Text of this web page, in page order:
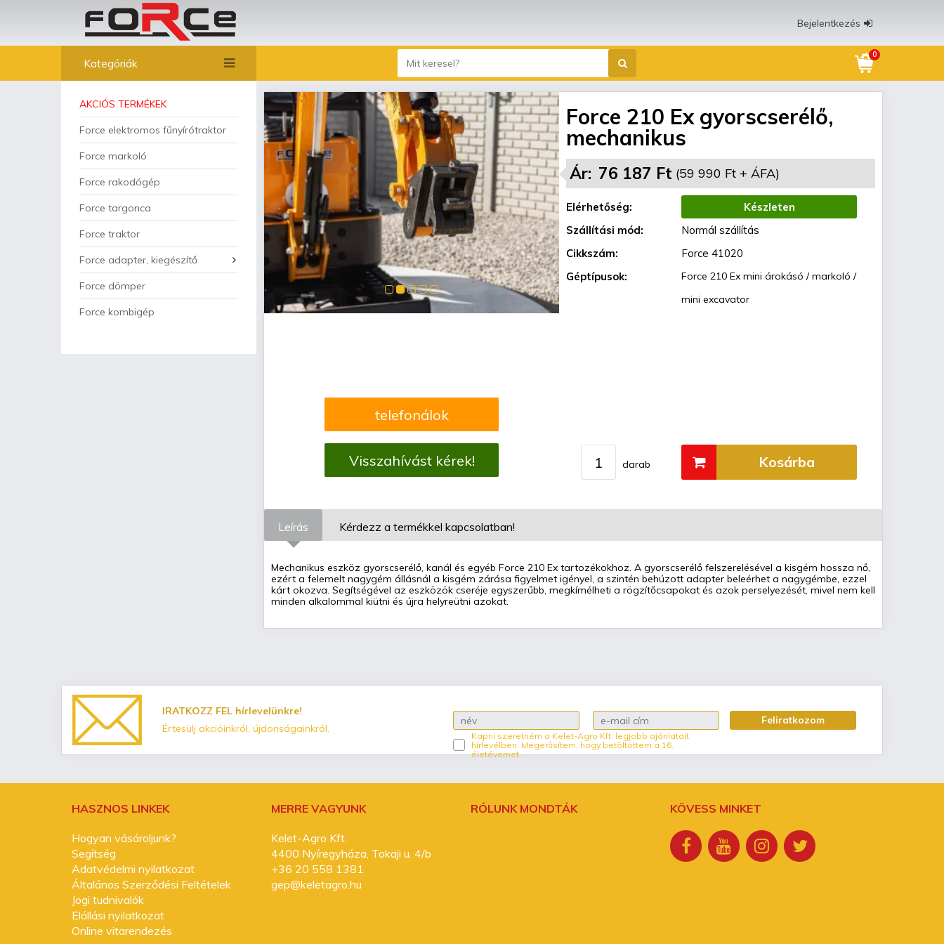
Bejelentkezés
Kategóriák
AKCIÓS TERMÉKEK
Force elektromos fűnyírótraktor
Force markoló
Force rakodógép
Force targonca
Force traktor
Force adapter, kiegészítő
Force dömper
Force kombigép
0
telefonálok
Visszahívást kérek!
Force 210 Ex gyorscserélő,
mechanikus
Ár: 76 187 Ft (59 990 Ft + ÁFA)
Elérhetőség:
Készleten
Szállítási mód:
Normál szállítás
Cikkszám:
Force 41020
Géptípusok:
Force 210 Ex mini árokásó / markoló /
mini excavator
darab Kosárba
Leírás Kérdezz a termékkel kapcsolatban!
Mechanikus eszköz gyorscserélő, kanál és egyéb Force 210 Ex tartozékokhoz. A gyorscserélő felszerelésével a kisgém hossza nő,
ezért a felemelt nagygém állásnál a kisgém zárása figyelmet igényel, a szintén behúzott adapter beleérhet a nagygémbe, ezzel
kárt okozva. Segítségével az eszközök cseréje egyszerűbb, megkímélheti a rögzítőcsapokat és azok perselyezését, mivel nem kell
minden alkalommal kiütni és újra helyreütni azokat.
IRATKOZZ FEL hírlevelünkre!
Értesülj akcióinkról, újdonságainkról.
Kapni szeretném a Kelet-Agro Kft. legjobb ajánlatait
hírlevélben. Megerősítem, hogy betöltöttem a 16.
életévemet.
Feliratkozom
HASZNOS LINKEK
Hogyan vásároljunk?
Segítség
Adatvédelmi nyilatkozat
Általános Szerződési Feltételek
Jogi tudnivalók
Elállási nyilatkozat
Online vitarendezés
MERRE VAGYUNK
Kelet-Agro Kft.
4400 Nyíregyháza, Tokaji u. 4/b
+36 20 558 1381
gep@keletagro.hu
RÓLUNK MONDTÁK KÖVESS MINKET